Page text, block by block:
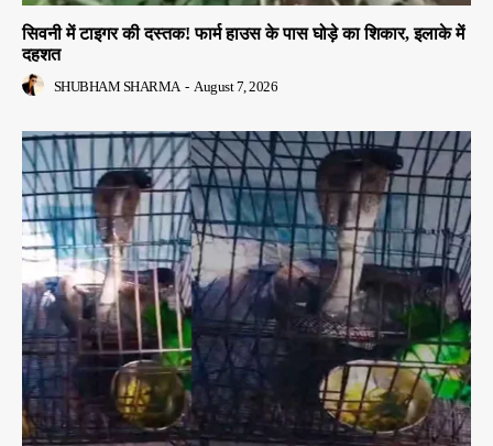
सिवनी में टाइगर की दस्तक! फार्म हाउस के पास घोड़े का शिकार, इलाके में
दहशत
SHUBHAM SHARMA - August 7, 2026